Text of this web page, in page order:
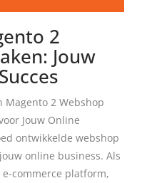
2
Jouw
Magento 2 Webshop
Jouw Online
ontwikkelde webshop
online business. Als
commerce platform,